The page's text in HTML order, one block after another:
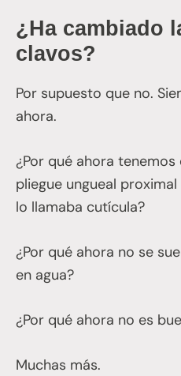
¿Ha cambiado
clavos?
Por supuesto que no.
ahora.
¿Por qué ahora
pliegue ungueal
lo llamaba cutícula?
¿Por qué ahora no se
en agua?
¿Por qué ahora no es
Muchas más.